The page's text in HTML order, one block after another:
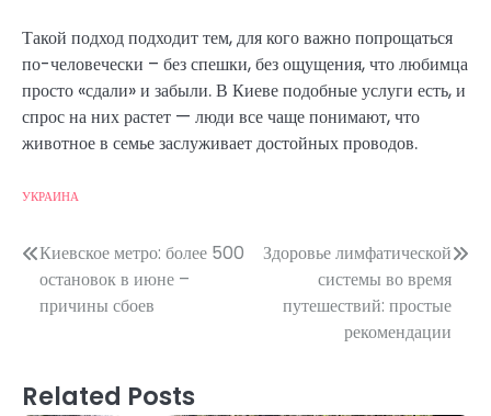
Такой подход подходит тем, для кого важно попрощаться
по-человечески – без спешки, без ощущения, что любимца
просто «сдали» и забыли. В Киеве подобные услуги есть, и
спрос на них растет — люди все чаще понимают, что
животное в семье заслуживает достойных проводов.
УКРАИНА
Post
navigation
Киевское метро: более 500
остановок в июне –
причины сбоев
Здоровье лимфатической
системы во время
путешествий: простые
рекомендации
Related Posts